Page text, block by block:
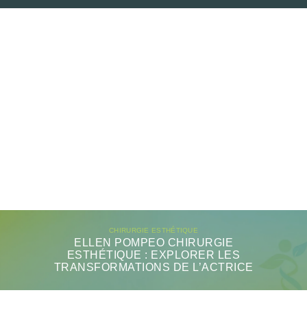
CHIRURGIE ESTHÉTIQUE
ELLEN POMPEO CHIRURGIE
ESTHÉTIQUE : EXPLORER LES
TRANSFORMATIONS DE L’ACTRICE